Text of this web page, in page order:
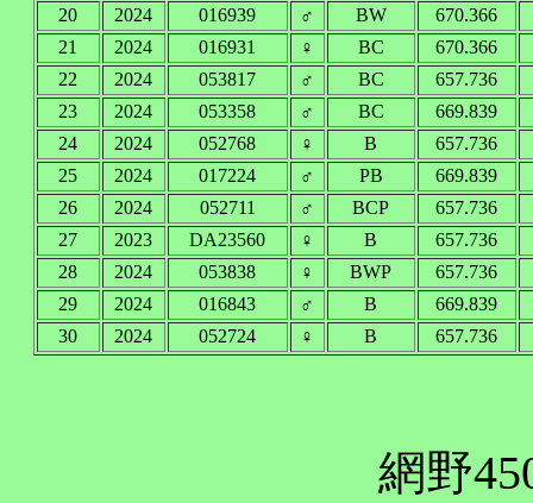
20
2024 016939 ♂ BW
670.366
21
2024 016931 ♀ BC
670.366
22
2024 053817 ♂ BC
657.736
23
2024 053358 ♂ BC
669.839
24
2024 052768 ♀ B
657.736
25
2024 017224 ♂ PB
669.839
26
2024 052711 ♂ BCP
657.736
27
2023 DA23560 ♀ B
657.736
28
2024 053838 ♀ BWP
657.736
29
2024 016843 ♂ B
669.839
30
2024 052724 ♀ B 657.736
網野